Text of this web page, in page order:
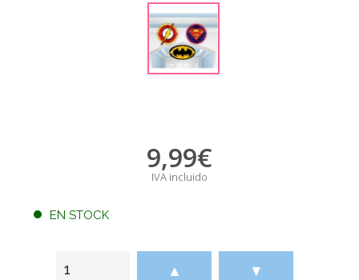
9,99€
IVA incluido
EN STOCK
▲ ▼